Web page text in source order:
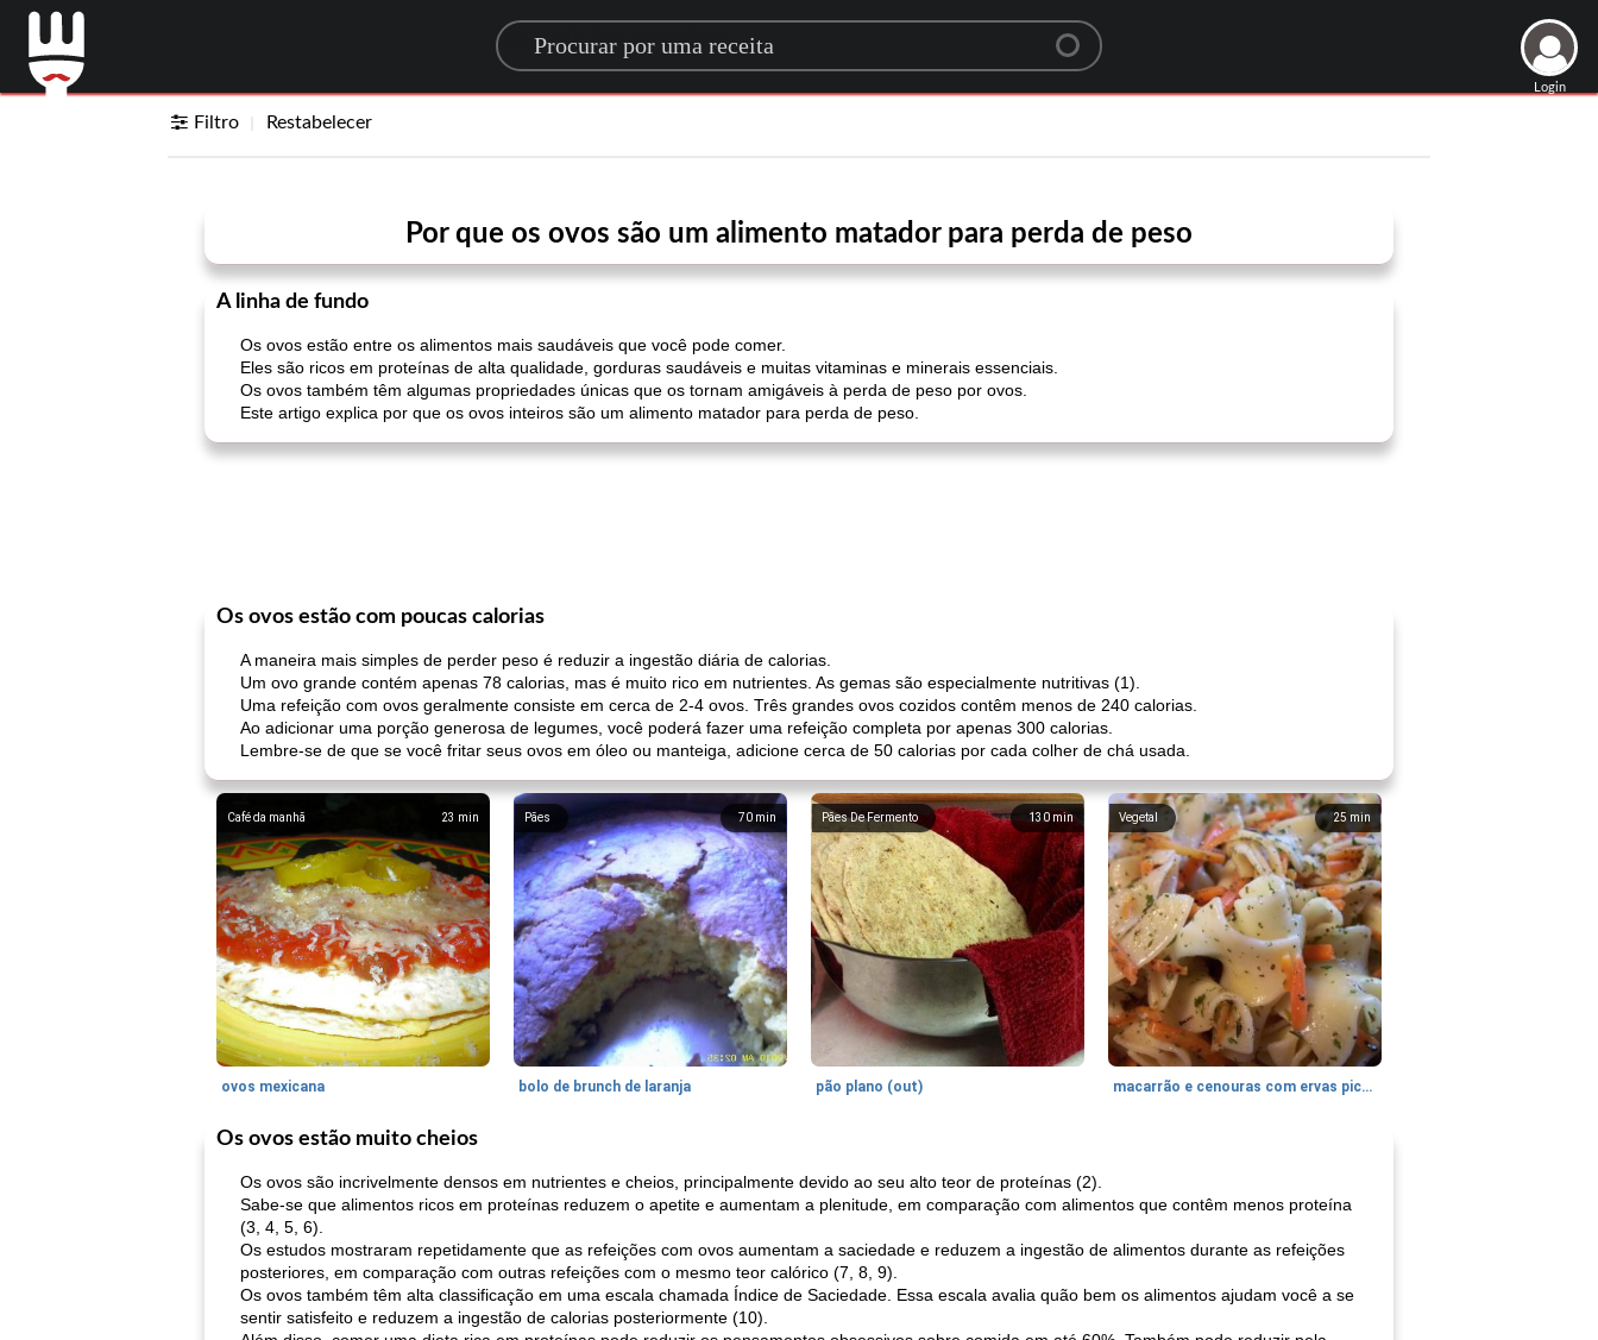
Search for a recipe
Login
Filtro Restabelecer
Por que os ovos são um alimento matador para perda de peso
A linha de fundo
Os ovos estão entre os alimentos mais saudáveis ​​que você pode comer.
Eles são ricos em proteínas de alta qualidade, gorduras saudáveis ​​e muitas vitaminas e minerais essenciais.
Os ovos também têm algumas propriedades únicas que os tornam amigáveis ​​à perda de peso por ovos.
Este artigo explica por que os ovos inteiros são um alimento matador para perda de peso.
Os ovos estão com poucas calorias
A maneira mais simples de perder peso é reduzir a ingestão diária de calorias.
Um ovo grande contém apenas 78 calorias, mas é muito rico em nutrientes. As gemas são especialmente nutritivas (1).
Uma refeição com ovos geralmente consiste em cerca de 2-4 ovos. Três grandes ovos cozidos contêm menos de 240 calorias.
Ao adicionar uma porção generosa de legumes, você poderá fazer uma refeição completa por apenas 300 calorias.
Lembre-se de que se você fritar seus ovos em óleo ou manteiga, adicione cerca de 50 calorias por cada colher de chá usada.
23 min
Café da manhã
ovos mexicana
70 min
Pães
bolo de brunch de laranja
130 min
Pães De Fermento
pão plano (out)
25 min
Vegetal
macarrão e cenouras com ervas picadas
Os ovos estão muito cheios
Os ovos são incrivelmente densos em nutrientes e cheios, principalmente devido ao seu alto teor de proteínas (2).
Sabe-se que alimentos ricos em proteínas reduzem o apetite e aumentam a plenitude, em comparação com alimentos que contêm menos proteína
(3, 4, 5, 6).
Os estudos mostraram repetidamente que as refeições com ovos aumentam a saciedade e reduzem a ingestão de alimentos durante as refeições
posteriores, em comparação com outras refeições com o mesmo teor calórico (7, 8, 9).
Os ovos também têm alta classificação em uma escala chamada Índice de Saciedade. Essa escala avalia quão bem os alimentos ajudam você a se
sentir satisfeito e reduzem a ingestão de calorias posteriormente (10).